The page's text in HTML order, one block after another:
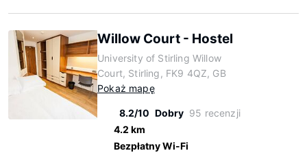
Willow Court - Hostel
University of Stirling Willow
Court, Stirling, FK9 4QZ, GB
Pokaż mapę
8.2/10 Dobry 95 recenzji
4.2 km
Bezpłatny Wi-Fi